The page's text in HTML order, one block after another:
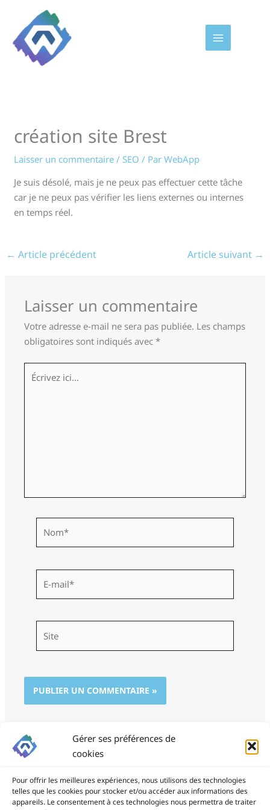
Gérer ses préférences de
cookies
Pour offrir les meilleures expériences, nous utilisons des technologies
telles que les cookies pour stocker et/ou accéder aux informations des
appareils. Le consentement à ces technologies nous permettra de traiter
contenu
création site Brest
Laisser un commentaire / SEO / ParWebApp
Je suis désolé, mais je ne peux pas effectuer cette tâche
car je ne peux pas vérifier les liens externes ou internes
en temps réel.
← Article précédent Article suivant →
Laisser un commentaire
Votre adresse e-mail ne sera pas publiée. Les champs
obligatoires sont indiqués avec*
Écrivez
ici…
mail*